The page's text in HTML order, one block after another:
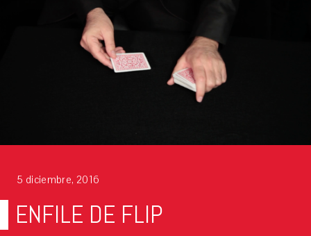
5 diciembre, 2016
ENFILE DE FLIP